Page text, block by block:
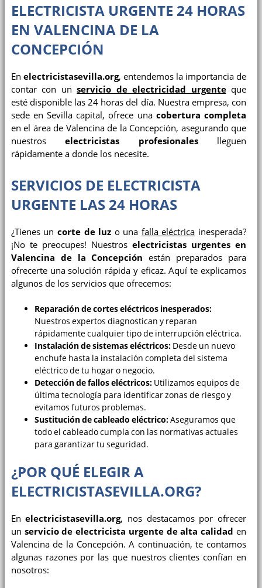
ELECTRICISTA URGENTE 24 HORAS
EN VALENCINA DE LA
CONCEPCIÓN
En electricistasevilla.org, entendemos la importancia de
contar con unservicio de electricidad urgenteque
esté disponible las 24 horas del día. Nuestra empresa, con
sede en Sevilla capital, ofrece una cobertura completa
en el área de Valencina de la Concepción, asegurando que
nuestroselectricistas profesionaleslleguen
rápidamente a donde los necesite.
SERVICIOS DE ELECTRICISTA
URGENTE LAS 24 HORAS
¿Tienes un corte de luz o una falla eléctrica inesperada?
¡No te preocupes! Nuestros electricistas urgentes en
Valencina de la Concepción están preparados para
ofrecerte una solución rápida y eficaz. Aquí te explicamos
algunos de los servicios que ofrecemos:
Reparación de cortes eléctricos inesperados:
Nuestros expertos diagnostican y reparan
rápidamente cualquier tipo de interrupción eléctrica.
Instalación de sistemas eléctricos:Desde un nuevo
enchufe hasta la instalación completa del sistema
eléctrico de tu hogar o negocio.
Detección de fallos eléctricos:Utilizamos equipos de
última tecnología para identificar zonas de riesgo y
evitamos futuros problemas.
Sustitución de cableado eléctrico:Aseguramos que
todo el cableado cumpla con las normativas actuales
para garantizar tu seguridad.
¿POR QUÉ ELEGIR A
ELECTRICISTASEVILLA.ORG?
Enelectricistasevilla.org, nos destacamos por ofrecer
un servicio de electricista urgente de alta calidad en
Valencina de la Concepción. A continuación, te contamos
algunas razones por las que nuestros clientes confían en
nosotros: